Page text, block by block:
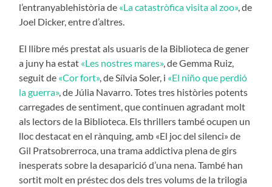
l’entranyablehistòria de «La catastròfica visita al zoo», de
Joel Dicker, entre d’altres.
El llibre més prestat als usuaris de la Biblioteca de gener
a juny ha estat «Les nostres mares», de Gemma Ruiz,
seguit de «Cor fort», de Sílvia Soler, i «El niño que perdió
la guerra», de Júlia Navarro. Totes tres històries potents
carregades de sentiment, que continuen agradant molt
als lectors de la Biblioteca. Els thrillers també ocupen un
lloc destacat en el rànquing, amb «El joc del silenci» de
Gil Pratsobrerroca, una trama addictiva plena de girs
inesperats sobre la desaparició d’una nena. També han
sortit molt en préstec dos dels tres volums de la trilogia